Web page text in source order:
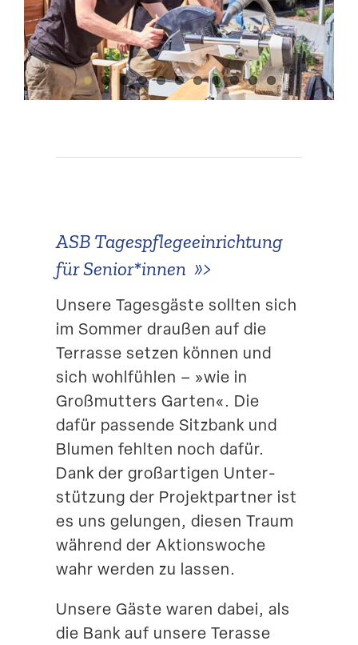
Suche
ASB Tages­pfle­ge­ein­richtung
für Senior*innen »>
Unsere Tages­gäste sollten sich
im Sommer draußen auf die
Terrasse setzen können und
sich wohlfühlen – »wie in
Großmutters Garten«. Die
dafür passende Sitzbank und
Blumen fehlten noch dafür.
Dank der großar­tigen Unter­
stützung der Projekt­partner ist
es uns gelungen, diesen Traum
während der Aktions­woche
wahr werden zu lassen.
Unsere Gäste waren dabei, als
die Bank auf unsere Terasse